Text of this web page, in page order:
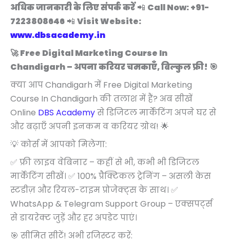
अधिक जानकारी के लिए संपर्क करें📲 Call Now: +91-
7223808646 📲 Visit Website:
www.dbsacademy.in
🚀 Free Digital Marketing Course In
Chandigarh – अपना करियर चमकाएँ, बिल्कुल फ्री! 🎯
क्या आप Chandigarh में Free Digital Marketing
Course In Chandigarh की तलाश में हैं? अब सीखें
Online DBS Academyसे डिजिटल मार्केटिंग अपने घर से
और बढ़ाएँ अपनी इनकम व करियर ग्रोथ! 🌟
💡 कोर्स में आपको मिलेगा:
✅ फ्री लाइव वेबिनार – कहीं से भी, कभी भी डिजिटल
मार्केटिंग सीखें। ✅ 100% प्रैक्टिकल ट्रेनिंग – असली केस
स्टडीज़ और रियल-टाइम प्रोजेक्ट्स के साथ। ✅
WhatsApp & Telegram Support Group – एक्सपर्ट्स
से डायरेक्ट जुड़ें और हर अपडेट पाएं।
🎯 सीमित सीटें! अभी रजिस्टर करें: